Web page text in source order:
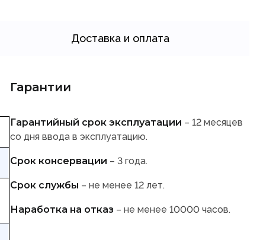
Доставка и оплата
Гарантии
Гарантийный срок эксплуатации – 12 месяцев
со дня ввода в эксплуатацию.
Срок консервации – 3 года.
Срок службы – не менее 12 лет.
Наработка на отказ – не менее 10000 часов.